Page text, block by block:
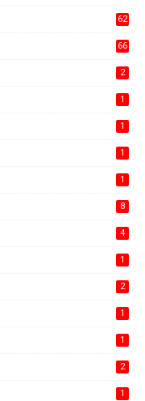
62
66
2
1
1
1
1
8
4
1
2
1
1
2
1